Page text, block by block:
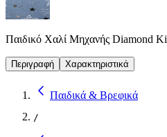
Παιδικό Χαλί Μηχανής Diamond
Περιγραφή Χαρακτηριστικά
Παιδικά & Βρεφικά
/